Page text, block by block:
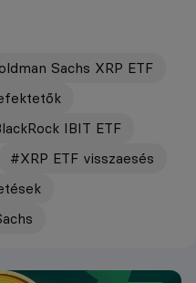
Sachs XRP ETF
IBIT ETF
#XRP ETF visszaesés